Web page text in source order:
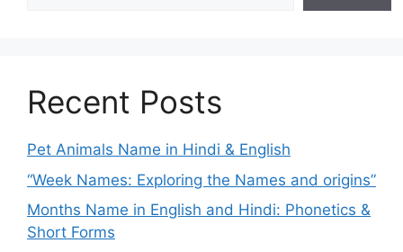
Recent Posts
Pet Animals Name in Hindi & English
“Week Names: Exploring the Names and origins”
Months Name in English and Hindi: Phonetics &
Short Forms